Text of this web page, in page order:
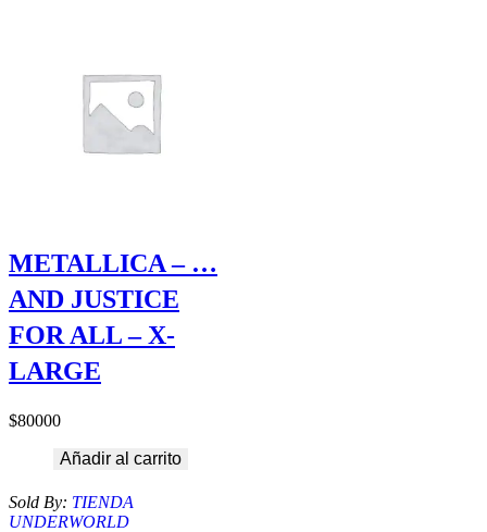
METALLICA – …
AND JUSTICE
FOR ALL – X-
LARGE
$80000
Añadir al carrito
Sold By: TIENDA
UNDERWORLD